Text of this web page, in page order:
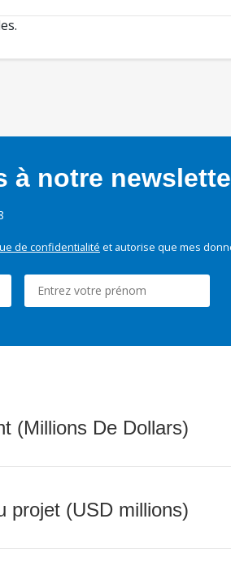
à notre
de confidentialité et autorise que mes
(Millions De Dollars)
projet (USD millions)